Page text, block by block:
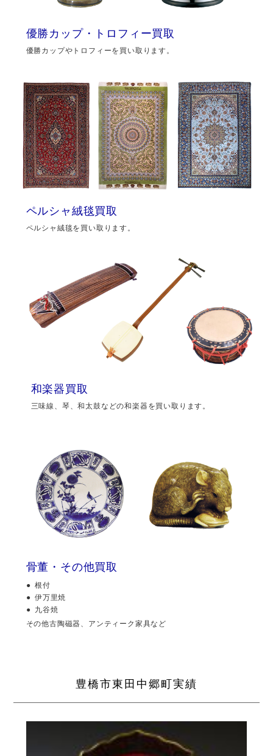
優勝カップ・トロフィー買取
優勝カップやトロフィーを買い取ります。
ペルシャ絨毯買取
ペルシャ絨毯を買い取ります。
和楽器買取
三味線、琴、和太鼓などの和楽器を買い取ります。
骨董・その他買取
根付
伊万里焼
九谷焼
その他古陶磁器、アンティーク家具など
豊橋市東田中郷町実績